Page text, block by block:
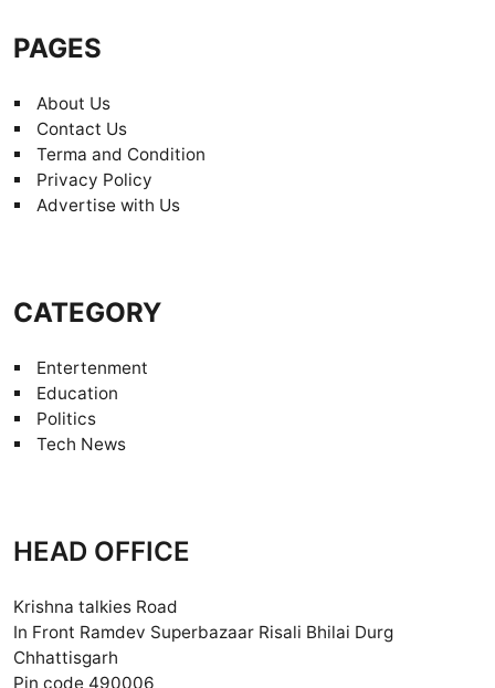
PAGES
About Us
Contact Us
Terma and Condition
Privacy Policy
Advertise with Us
CATEGORY
Entertenment
Education
Politics
Tech News
HEAD OFFICE
Krishna talkies Road
In Front Ramdev Superbazaar Risali Bhilai Durg
Chhattisgarh
Pin code 490006